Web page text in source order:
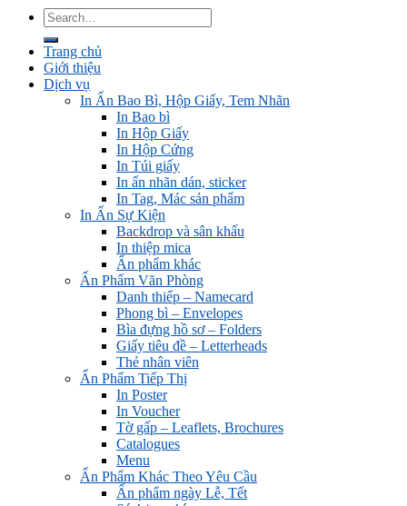
Trang chủ
Giới thiệu
Dịch vụ
In Ấn Bao Bì, Hộp Giấy, Tem Nhãn
In Bao bì
In Hộp Giấy
In Hộp Cứng
In Túi giấy
In ấn nhãn dán, sticker
In Tag, Mác sản phẩm
In Ấn Sự Kiện
Backdrop và sân khấu
In thiệp mica
Ấn phẩm khác
Ấn Phẩm Văn Phòng
Danh thiếp – Namecard
Phong bì – Envelopes
Bìa đựng hồ sơ – Folders
Giấy tiêu đề – Letterheads
Thẻ nhân viên
Ấn Phẩm Tiếp Thị
In Poster
In Voucher
Tờ gấp – Leaflets, Brochures
Catalogues
Menu
Ấn Phẩm Khác Theo Yêu Cầu
Ấn phẩm ngày Lễ, Tết